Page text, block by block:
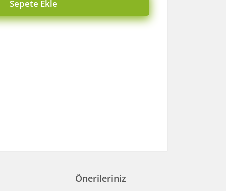
Sepete Ekle
Önerileriniz